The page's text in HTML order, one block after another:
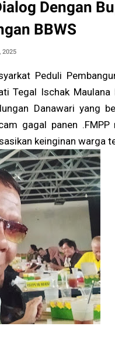
Dengan
BBWS
2025
Peduli
Tegal Ischak
Danawari yang
gagal panen
keinginan warga